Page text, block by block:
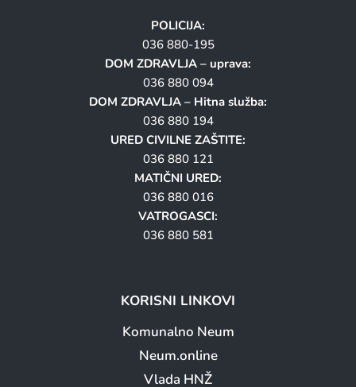
POLICIJA:
036 880-195
DOM ZDRAVLJA – uprava:
036 880 094
DOM ZDRAVLJA – Hitna služba:
036 880 194
URED CIVILNE ZAŠTITE:
036 880 121
MATIČNI URED:
036 880 016
VATROGASCI:
036 880 581
KORISNI LINKOVI
Komunalno Neum
Neum.online
Vlada HNŽ